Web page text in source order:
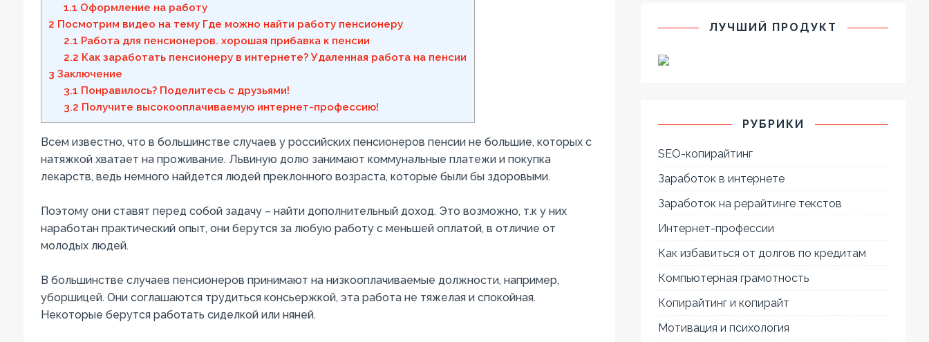
1.1 Оформление на работу
2 Посмотрим видео на тему Где можно найти работу пенсионеру
2.1 Работа для пенсионеров. хорошая прибавка к пенсии
2.2 Как заработать пенсионеру в интернете? Удаленная работа на пенсии
3 Заключение
3.1 Понравилось? Поделитесь с друзьями!
3.2 Получите высокооплачиваемую интернет-профессию!
Всем известно, что в большинстве случаев у российских пенсионеров пенсии не большие, которых с
натяжкой хватает на проживание. Львиную долю занимают коммунальные платежи и покупка
лекарств, ведь немного найдется людей преклонного возраста, которые были бы здоровыми.
Поэтому они ставят перед собой задачу – найти дополнительный доход. Это возможно, т.к у них
наработан практический опыт, они берутся за любую работу с меньшей оплатой, в отличие от
молодых людей.
В большинстве случаев пенсионеров принимают на низкооплачиваемые должности, например,
уборшицей. Они соглашаются трудиться консьержкой, эта работа не тяжелая и спокойная.
Некоторые берутся работать сиделкой или няней.
ЛУЧШИЙ ПРОДУКТ
РУБРИКИ
SEO-копирайтинг
Заработок в интернете
Заработок на рерайтинге текстов
Интернет-профессии
Как избавиться от долгов по кредитам
Компьютерная грамотность
Копирайтинг и копирайт
Мотивация и психология